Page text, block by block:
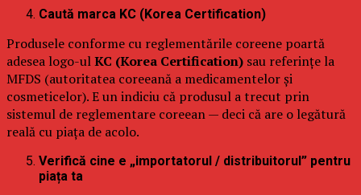
Caută marca KC (Korea Certification)
Produsele conforme cu reglementările coreene poartă
adesea logo-ulKC (Korea Certification) sau referințe la
MFDS (autoritatea coreeană a medicamentelor și
cosmeticelor). E un indiciu că produsul a trecut prin
sistemul de reglementare coreean — deci că are o legătură
reală cu piața de acolo.
Verifică cine e „importatorul / distribuitorul” pentru
piața ta